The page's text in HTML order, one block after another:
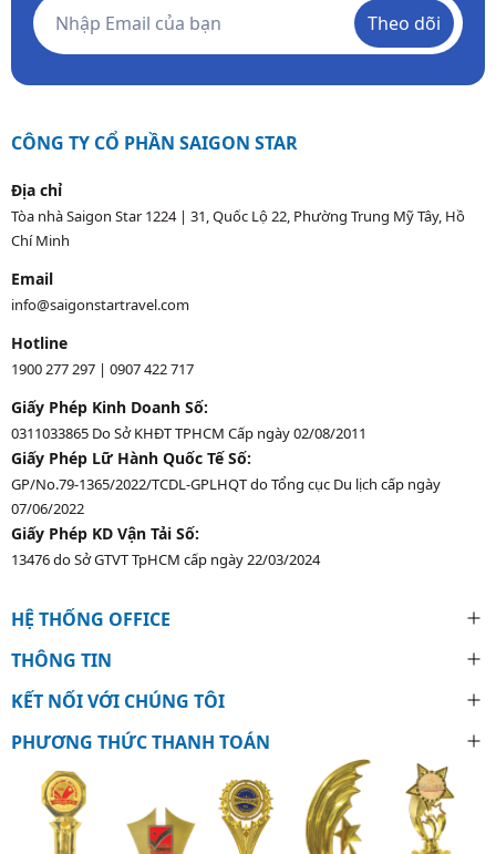
Theo dõi
CÔNG TY CỔ PHẦN SAIGON STAR
Địa chỉ
Tòa nhà Saigon Star 1224 | 31, Quốc Lộ 22, Phường Trung Mỹ Tây, Hồ
Chí Minh
Email
info@saigonstartravel.com
Hotline
1900 277 297 | 0907 422 717
Giấy Phép Kinh Doanh Số:
0311033865 Do Sở KHĐT TPHCM Cấp ngày 02/08/2011
Giấy Phép Lữ Hành Quốc Tế Số:
GP/No.79-1365/2022/TCDL-GPLHQT do Tổng cục Du lịch cấp ngày
07/06/2022
Giấy Phép KD Vận Tải Số:
13476 do Sở GTVT TpHCM cấp ngày 22/03/2024
HỆ THỐNG OFFICE
THÔNG TIN
KẾT NỐI VỚI CHÚNG TÔI
PHƯƠNG THỨC THANH TOÁN